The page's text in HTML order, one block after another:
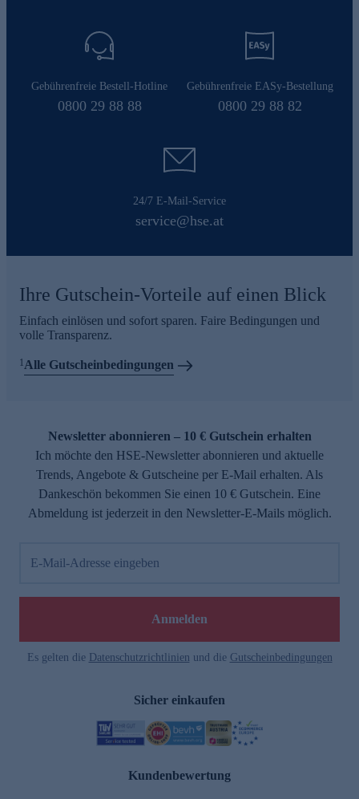
Gebührenfreie Bestell-Hotline
0800 29 88 88
Gebührenfreie EASy-Bestellung
0800 29 88 82
24/7 E-Mail-Service
service@hse.at
Ihre Gutschein-Vorteile auf einen Blick
Einfach einlösen und sofort sparen. Faire Bedingungen und
volle Transparenz.
1 Alle Gutscheinbedingungen
Newsletter abonnieren – 10 € Gutschein erhalten
Ich möchte den HSE-Newsletter abonnieren und aktuelle
Trends, Angebote & Gutscheine per E-Mail erhalten. Als
Dankeschön bekommen Sie einen 10 € Gutschein. Eine
Abmeldung ist jederzeit in den Newsletter-E-Mails möglich.
E-Mail-Adresse eingeben
Anmelden
Es gelten die Datenschutzrichtlinien und die Gutscheinbedingungen
Sicher einkaufen
Kundenbewertung